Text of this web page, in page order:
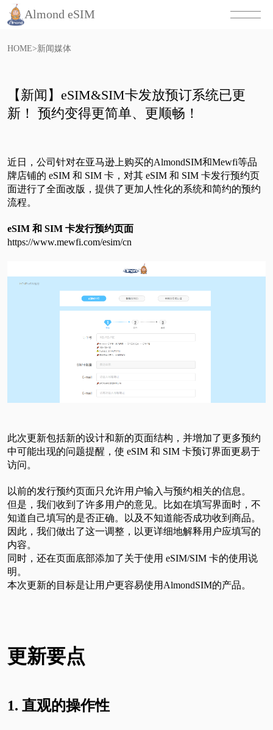
Almond eSIM
HOME>新闻媒体
【新闻】eSIM&SIM卡发放预订系统已更
新！ 预约变得更简单、更顺畅！
近日，公司针对在亚马逊上购买的AlmondSIM和Mewfi等品
牌店铺的 eSIM 和 SIM 卡，对其 eSIM 和 SIM 卡发行预约页
面进行了全面改版，提供了更加人性化的系统和简约的预约
流程。
eSIM 和 SIM 卡发行预约页面
https://www.mewfi.com/esim/cn
此次更新包括新的设计和新的页面结构，并增加了更多预约
中可能出现的问题提醒，使 eSIM 和 SIM 卡预订界面更易于
访问。
以前的发行预约页面只允许用户输入与预约相关的信息。
但是，我们收到了许多用户的意见。比如在填写界面时，不
知道自己填写的是否正确。以及不知道能否成功收到商品。
因此，我们做出了这一调整，以更详细地解释用户应填写的
内容。
同时，还在页面底部添加了关于使用 eSIM/SIM 卡的使用说
明。
本次更新的目标是让用户更容易使用AlmondSIM的产品。
更新要点
1. 直观的操作性